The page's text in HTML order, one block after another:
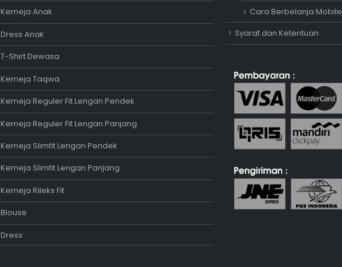
Kemeja Anak
Dress Anak
T-Shirt Dewasa
Kemeja Taqwa
Kemeja Reguler Fit Lengan Pendek
Kemeja Reguler Fit Lengan Panjang
Kemeja Slimfit Lengan Pendek
Kemeja Slimfit Lengan Panjang
Kemeja Rileks Fit
Blouse
Dress
Cara Berbelanja Mobile
Syarat dan Ketentuan